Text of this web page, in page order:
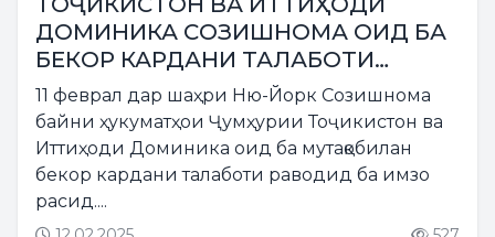
ДОМИНИКА CОЗИШНОМА ОИД БА
БЕКОР КАРДАНИ ТАЛАБОТИ
РАВОДИДРО БА ИМЗО
РАСОНИДАНД
11 феврал дар шаҳри Ню-Йорк Созишнома
байни ҳукуматҳои Ҷумҳурии Тоҷикистон ва
Иттиҳоди Доминика оид ба мутақобилан
бекор кардани талаботи раводид ба имзо
расид....